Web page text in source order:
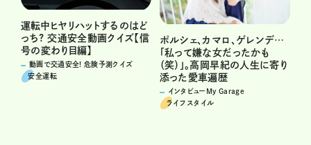
運転中ヒヤリハットするのはど
っち? 交通安全動画クイズ【信
号の変わり目編】
動画で交通安全! 危険予測クイズ
安全運転
ポルシェ、カマロ、ゲレンデ…
「私って嫌な女だったかも
（笑）」。高岡早紀の人生に寄り
添った愛車遍歴
インタビューMy Garage
ライフスタイル